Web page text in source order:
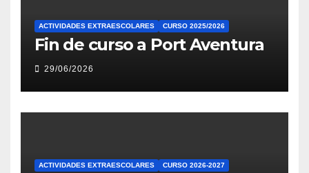
ACTIVIDADES EXTRAESCOLARES CURSO 2025/2026
Fin de curso a Port Aventura
29/06/2026
ACTIVIDADES EXTRAESCOLARES CURSO 2026-2027